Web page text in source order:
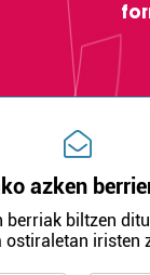
azken
berriak biltzen
ostiraletan iristen